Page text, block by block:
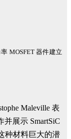
MOSFET 器件建立
Maleville 表
展示 SmartSiC
种材料巨大的潜